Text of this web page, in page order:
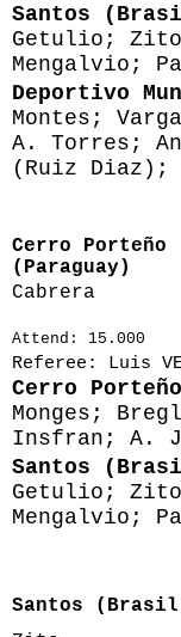
Santos
Getulio;
Mengalvio;
Deportivo
Montes;
A. Torres;
(Ruiz
Cerro Porteño
(Paraguay)
Cabrera
Attend: 15.000
Referee: Luis
Cerro
Monges;
Insfran; A.
Santos
Getulio;
Mengalvio;
Santos